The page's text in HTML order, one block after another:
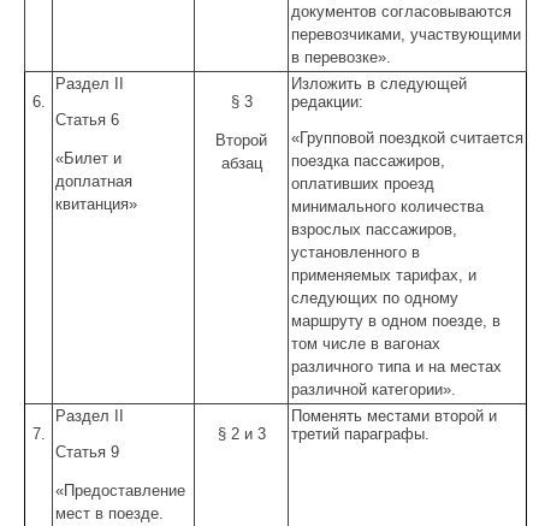
документов согласовываются
перевозчиками, участвующими
в перевозке».
6.
Раздел II
Статья 6
«Билет и
доплатная
квитанция»
§ 3
Второй
абзац
Изложить в следующей
редакции:
«Групповой поездкой считается
поездка пассажиров,
оплативших проезд
минимального количества
взрослых пассажиров,
установленного в
применяемых тарифах, и
следующих по одному
маршруту в одном поезде, в
том числе в вагонах
различного типа и на местах
различной категории».
7.
Раздел II
Статья 9
«Предоставление
мест в поезде.
§ 2 и 3
Поменять местами второй и
третий параграфы.